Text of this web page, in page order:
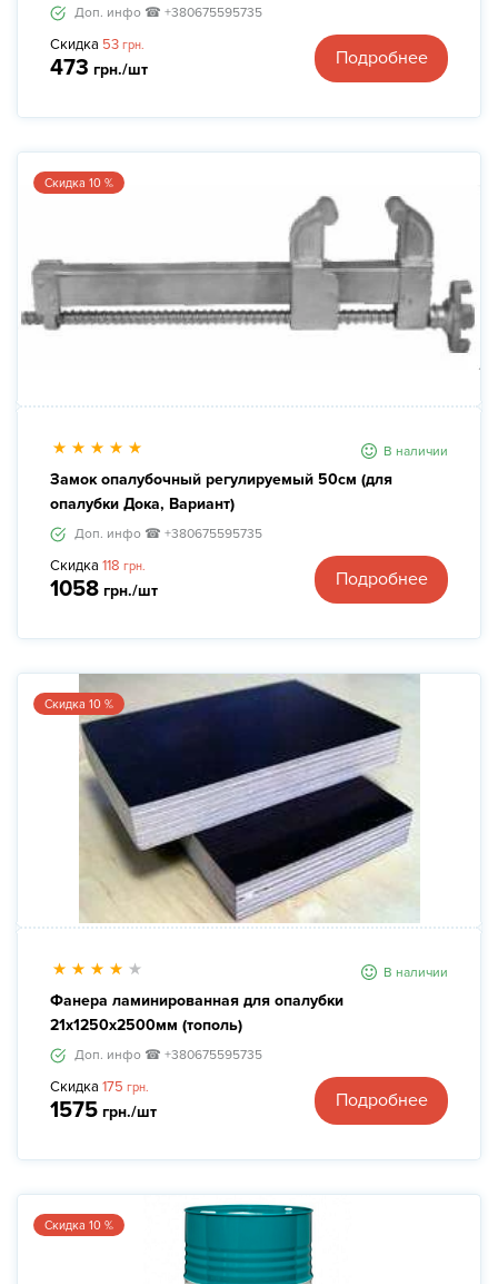
Доп. инфо ☎ +380675595735
Скидка 53 грн.
473 грн./шт
Подробнее
Скидка 10 %
В наличии
Замок опалубочный регулируемый 50см (для
опалубки Дока, Вариант)
Доп. инфо ☎ +380675595735
Скидка 118 грн.
1058 грн./шт
Подробнее
Скидка 10 %
В наличии
Фанера ламинированная для опалубки
21х1250х2500мм (тополь)
Доп. инфо ☎ +380675595735
Скидка 175 грн.
1575 грн./шт
Подробнее
Скидка 10 %